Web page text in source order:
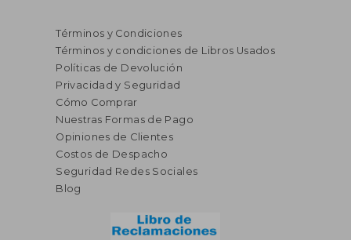
55%
dcto.
S/ 269,74
S/ 121,38
Términos y Condiciones
Términos y condiciones de Libros Usados
Políticas de Devolución
Privacidad y Seguridad
Cómo Comprar
Nuestras Formas de Pago
Opiniones de Clientes
Costos de Despacho
Seguridad Redes Sociales
Blog